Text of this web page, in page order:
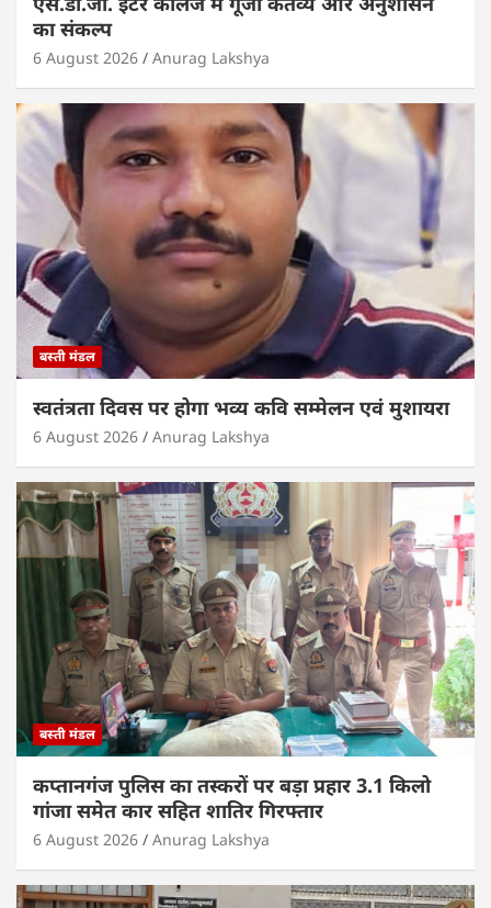
का संकल्प
6 August 2026 Anurag Lakshya
बस्ती मंडल
स्वतंत्रता दिवस पर होगा भव्य कवि सम्मेलन एवं मुशायरा
6 August 2026 Anurag Lakshya
बस्ती मंडल
कप्तानगंज पुलिस का तस्करों पर बड़ा प्रहार 3.1 किलो
गांजा समेत कार सहित शातिर गिरफ्तार
6 August 2026 Anurag Lakshya